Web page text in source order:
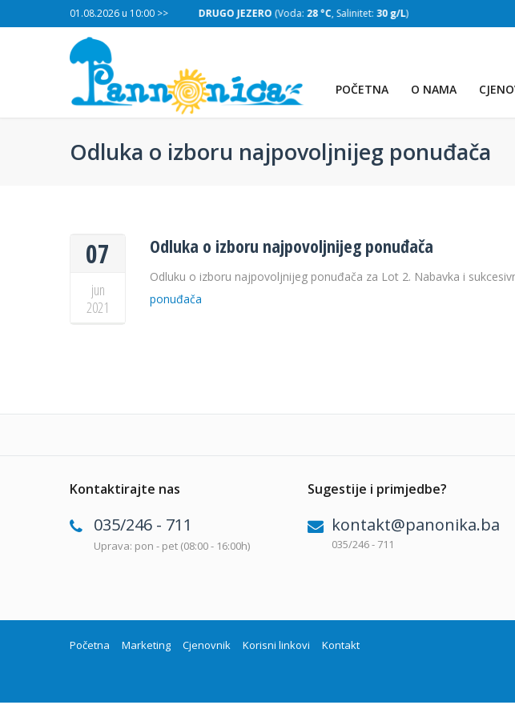
01.08.2026 u 10:00 >>
30 g/L) DRUGO JEZERO(Voda:28 °C, Salinitet:30 g/L)
POČETNA O NAMA
Odluka o izboru najpovoljnijeg ponuđača
07
jun
2021
Odluka o izboru najpovoljnijeg ponuđača
Odluku o izboru najpovoljnijeg ponuđača za Lot 2. Nabavka i
ponuđača
Kontaktirajte nas
035/246 - 711
Uprava: pon - pet (08:00 - 16:00h)
Sugestije i primjedbe?
kontakt@panonika.ba
035/246 - 711
Početna Marketing Cjenovnik Korisni linkovi Kontakt